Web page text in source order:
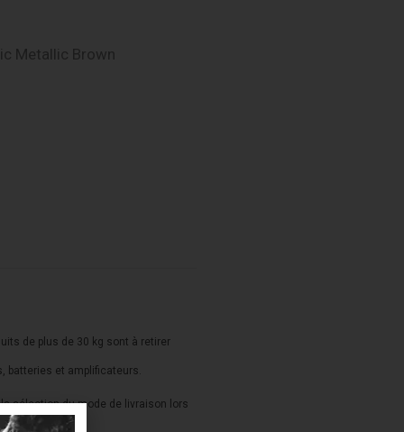
Metallic Brown
de plus de 30 kg sont à retirer
batteries et amplificateurs.
sélection du mode de livraison lors